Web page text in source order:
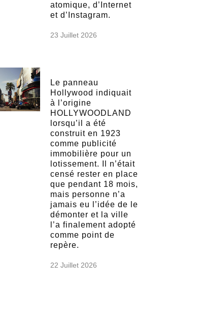
atomique, d’Internet
et d’Instagram.
23 Juillet 2026
Le panneau
Hollywood indiquait
à l’origine
HOLLYWOODLAND
lorsqu’il a été
construit en 1923
comme publicité
immobilière pour un
lotissement. Il n’était
censé rester en place
que pendant 18 mois,
mais personne n’a
jamais eu l’idée de le
démonter et la ville
l’a finalement adopté
comme point de
repère.
22 Juillet 2026